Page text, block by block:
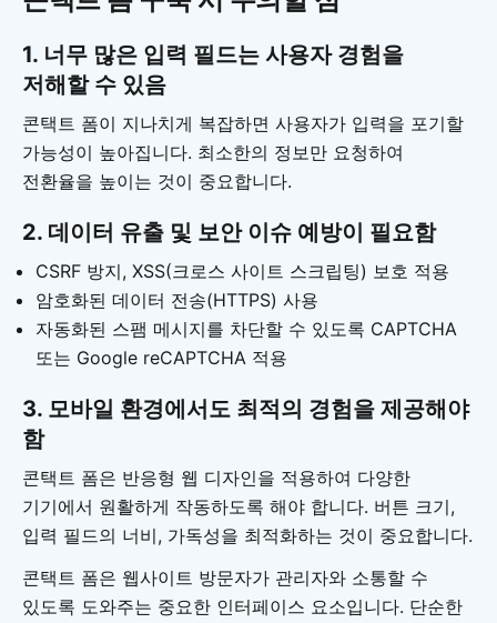
1. 너무 많은 입력 필드는 사용자 경험을
저해할 수 있음
콘택트 폼이 지나치게 복잡하면 사용자가 입력을 포기할
가능성이 높아집니다. 최소한의 정보만 요청하여
전환율을 높이는 것이 중요합니다.
2. 데이터 유출 및 보안 이슈 예방이 필요함
CSRF 방지, XSS(크로스 사이트 스크립팅) 보호 적용
암호화된 데이터 전송(HTTPS) 사용
자동화된 스팸 메시지를 차단할 수 있도록 CAPTCHA
또는 Google reCAPTCHA 적용
3. 모바일 환경에서도 최적의 경험을 제공해야
함
콘택트 폼은 반응형 웹 디자인을 적용하여 다양한
기기에서 원활하게 작동하도록 해야 합니다. 버튼 크기,
입력 필드의 너비, 가독성을 최적화하는 것이 중요합니다.
콘택트 폼은 웹사이트 방문자가 관리자와 소통할 수
있도록 도와주는 중요한 인터페이스 요소입니다. 단순한